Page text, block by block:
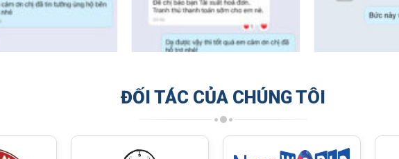
ĐỐI TÁC CỦA CHÚNG TÔI